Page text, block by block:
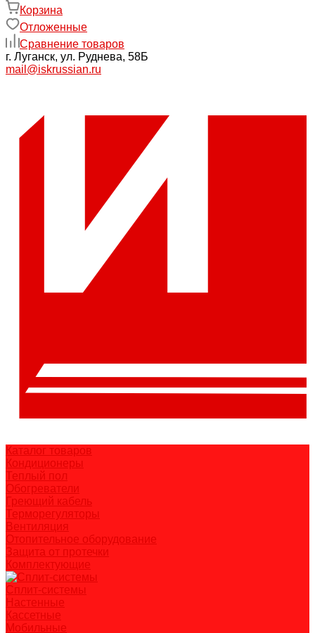
Корзина
Отложенные
Сравнение товаров
г. Луганск, ул. Руднева, 58Б
mail@iskrussian.ru
Каталог товаров
Кондиционеры
Теплый пол
Обогреватели
Греющий кабель
Терморегуляторы
Вентиляция
Отопительное оборудование
Защита от протечки
Комплектующие
Сплит-системы
Настенные
Кассетные
Мобильные